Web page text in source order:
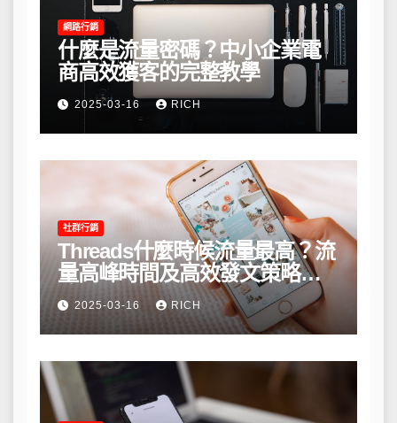
網路行銷
什麼是流量密碼？中小企業電
商高效獲客的完整教學
2025-03-16 RICH
社群行銷
Threads什麼時候流量最高？流
量高峰時間及高效發文策略攻
略2025-03-16 RICH